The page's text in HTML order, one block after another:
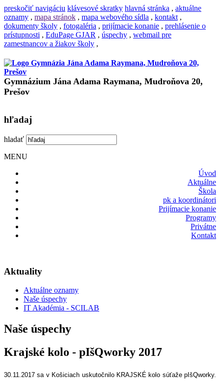
preskočiť navigáciu klávesové skratky hlavná stránka , aktuálne
oznamy , mapa stránok , mapa webového sídla , kontakt ,
dokumenty školy , fotogaléria , prijímacie konanie , prehlásenie o
prístupnosti , EduPage GJAR , úspechy , webmail pre
zamestnancov a žiakov školy ,
Gymnázium Jána Adama Raymana, Mudroňova 20,
Prešov
hľadaj
hladať
MENU
Úvod
Aktuálne
Škola
pk a koordinátori
Prijímacie konanie
Programy
Privátne
Kontakt
Aktuality
Aktuálne oznamy
Naše úspechy
IT Akadémia - SCILAB
Naše úspechy
Krajské kolo - pIšQworky 2017
30.11.2017 sa v Košiciach uskutočnilo KRAJSKÉ kolo súťaže pIšQworky.